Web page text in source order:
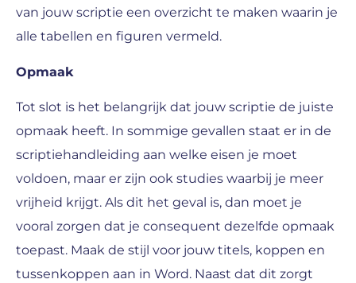
van jouw scriptie een overzicht te maken waarin je
alle tabellen en figuren vermeld.
Opmaak
Tot slot is het belangrijk dat jouw scriptie de juiste
opmaak heeft. In sommige gevallen staat er in de
scriptiehandleiding aan welke eisen je moet
voldoen, maar er zijn ook studies waarbij je meer
vrijheid krijgt. Als dit het geval is, dan moet je
vooral zorgen dat je consequent dezelfde opmaak
toepast. Maak de stijl voor jouw titels, koppen en
tussenkoppen aan in Word. Naast dat dit zorgt